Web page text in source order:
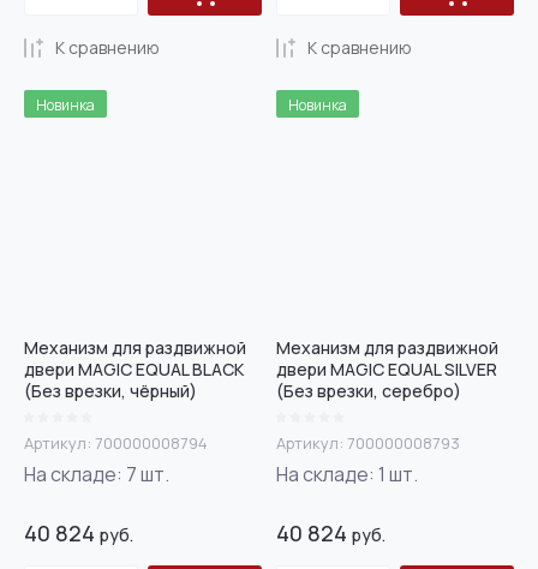
К сравнению К сравнению
Новинка
Механизм для раздвижной
двери MAGIC EQUAL BLACK
(Без врезки, чёрный)
Артикул: 700000008794
На складе: 7шт.
40 824 руб.
Новинка
Механизм для раздвижной
двери MAGIC EQUAL SILVER
(Без врезки, серебро)
Артикул: 700000008793
На складе: 1 шт.
40 824 руб.